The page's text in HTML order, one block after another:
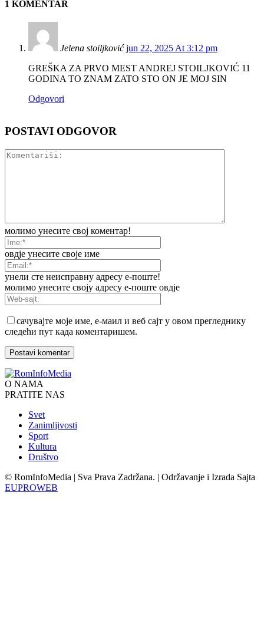
1 KOMENTAR
Jelena stoiljković jun 22, 2025 At 3:12 pm
GREŠKA ZA PRVO MEST ANDREJ STOILJKOVIĆ 11
GODINA TO ZNAM ZATO STO ON JE MOJ SIN
Odgovori
POSTAVI ODGOVOR
молимо унесите свој коментар!
овдје унесите своје име
унели сте неисправну адресу е-поште!
молимо унесите своју адресу е-поште овдје
сачувајте моје име, е-маил и веб сајт у овом прегледнику
следећи пут када коментаришем.
O NAMA
PRATITE NAS
Svet
Zanimljivosti
Sport
Kultura
Društvo
© RomInfoMedia | Sva Prava Zadržana. | Održavanje i Izrada Sajta
EUPROWEB